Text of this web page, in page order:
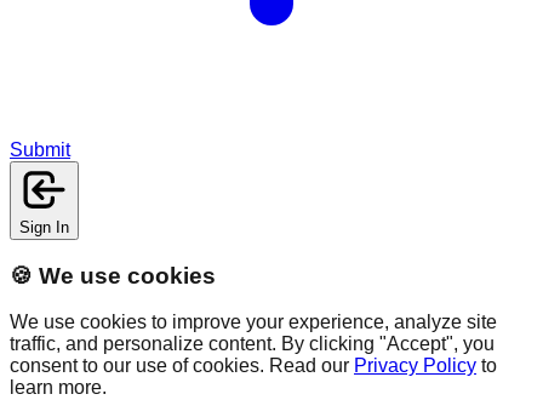
Submit
Sign In
🍪 We use cookies
We use cookies to improve your experience, analyze site
traffic, and personalize content. By clicking "Accept", you
consent to our use of cookies. Read our Privacy Policy to
learn more.